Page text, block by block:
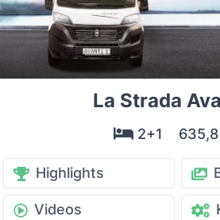
La Strada
2+1
Highlights
Videos